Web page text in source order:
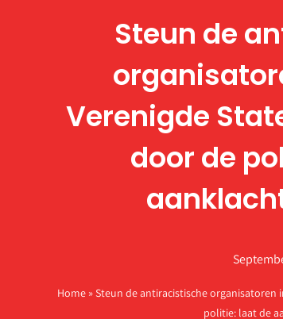
Steun de
Verenigde
door de
Home »Steun de antiracistische organisatoren
politie: laat de